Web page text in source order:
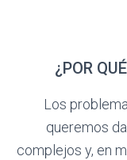
¿POR
Los
queremos
complejos y, en